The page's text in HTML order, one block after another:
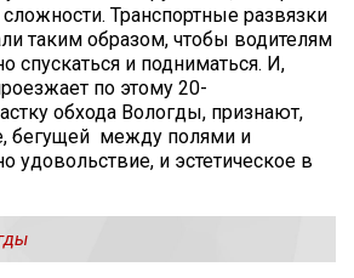
Транспортные развязки
таким образом, чтобы водителям
спускаться и подниматься. И,
по этому 20-
обхода Вологды, признают,
бегущей между полями и
удовольствие, и эстетическое в